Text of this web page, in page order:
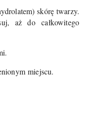
skórę twarzy.
aż do całkowitego
miejscu.